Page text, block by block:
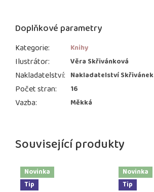
Související produkty
Novinka
Tip
Novinka
Tip
Doplňkové parametry
Kategorie: Knihy
Ilustrátor: Věra Skřivánková
Nakladatelství: Nakladatelství Skřivánek
Počet stran: 16
Vazba: Měkká